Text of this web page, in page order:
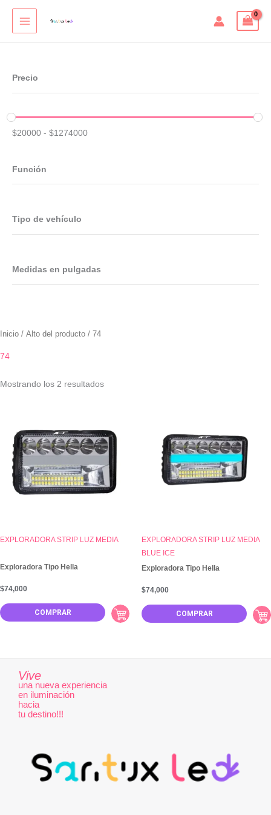
Precio
$20000 - $1274000
Función
Tipo de vehículo
Medidas en pulgadas
Inicio / Alto del producto / 74
74
Mostrando los 2 resultados
Exploradora Tipo Hella
EXPLORADORA STRIP LUZ MEDIA
COMPRAR
$74,000
Exploradora Tipo Hella
EXPLORADORA STRIP LUZ MEDIA
BLUE ICE
COMPRAR
$74,000
Vive
una nueva experiencia
en iluminación
hacia
tu destino!!!